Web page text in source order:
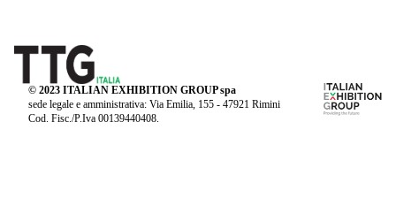
© 2023 ITALIAN EXHIBITION GROUP spa
sede legale e amministrativa: Via Emilia, 155 - 47921 Rimini
Cod. Fisc./P.Iva 00139440408.